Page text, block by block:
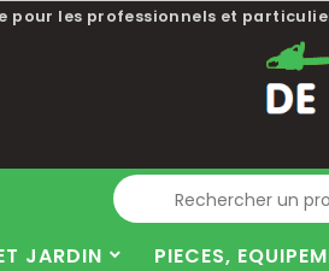
les professionnels et
JARDIN PIECES,